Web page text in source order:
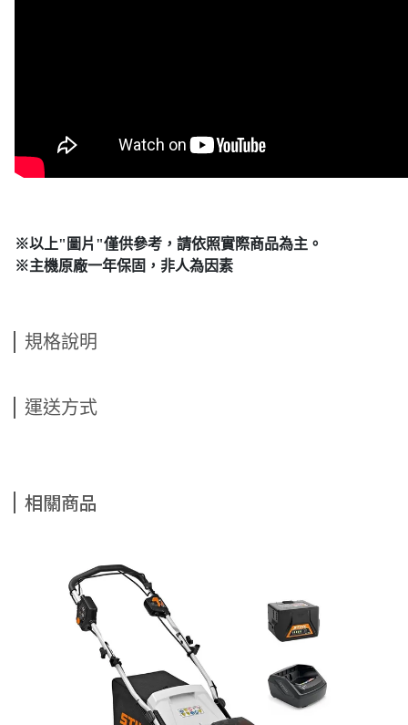
※以上"圖片"僅供參考，請依照實際商品為主。
※主機原廠一年保固，非人為因素
規格說明
運送方式
相關商品